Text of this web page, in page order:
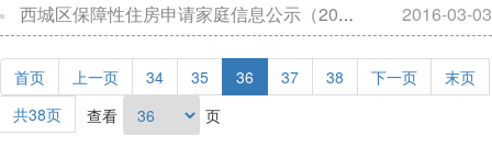
西城区保障性住房申请家庭信息公示（2016年2月26日）
2016-03-03
首页 上一页 34 35 36 37 38 下一页
末页
共38页
查看 页